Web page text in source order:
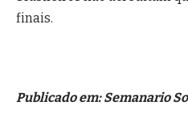
finais.
Publicado em: Semanario